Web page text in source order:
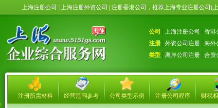
上海注册公司 | 上海注册外资公司 | 注册香港公司，推荐上海专业注册公司(
公司 上海注册公司
香港
注册
外资公司注册
海外
类型
离岸公司注册 合资
注册所需材料 经营范围参考 公司类型示例 注册公司程序 财税